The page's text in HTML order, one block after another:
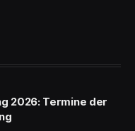
2026: Termine der